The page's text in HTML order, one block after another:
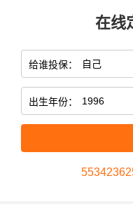
在线
给谁投保：
出生年份：